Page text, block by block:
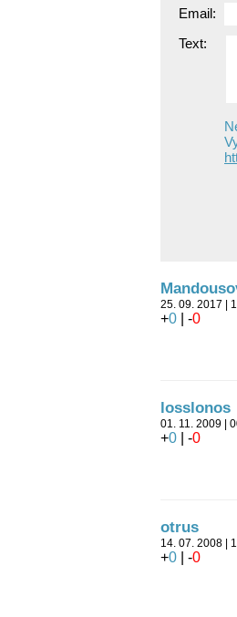
Email:
Text:
25. 09. 2017 |
+0 | -0
losslonos
01. 11. 2009 |
+0 | -0
otrus
14. 07. 2008 |
+0 | -0